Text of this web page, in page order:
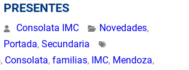
PRESENTES
Consolata IMC Novedades,
Portada, Secundaria
, Consolata, familias, IMC, Mendoza,